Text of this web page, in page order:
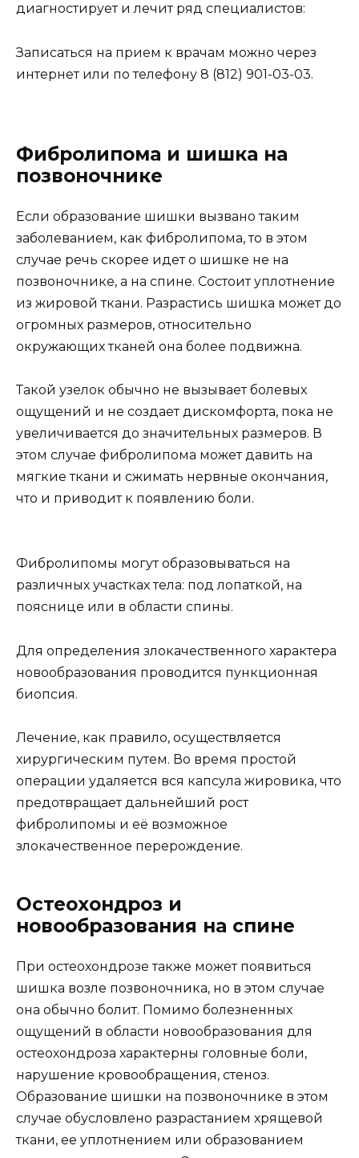
диагностирует и лечит ряд специалистов:
Записаться на прием к врачам можно через
интернет или по телефону 8 (812) 901-03-03.
Фибролипома и шишка на
позвоночнике
Если образование шишки вызвано таким
заболеванием, как фибролипома, то в этом
случае речь скорее идет о шишке не на
позвоночнике, а на спине. Состоит уплотнение
из жировой ткани. Разрастись шишка может до
огромных размеров, относительно
окружающих тканей она более подвижна.
Такой узелок обычно не вызывает болевых
ощущений и не создает дискомфорта, пока не
увеличивается до значительных размеров. В
этом случае фибролипома может давить на
мягкие ткани и сжимать нервные окончания,
что и приводит к появлению боли.
Фибролипомы могут образовываться на
различных участках тела: под лопаткой, на
пояснице или в области спины.
Для определения злокачественного характера
новообразования проводится пункционная
биопсия.
Лечение, как правило, осуществляется
хирургическим путем. Во время простой
операции удаляется вся капсула жировика, что
предотвращает дальнейший рост
фибролипомы и её возможное
злокачественное перерождение.
Остеохондроз и
новообразования на спине
При остеохондрозе также может появиться
шишка возле позвоночника, но в этом случае
она обычно болит. Помимо болезненных
ощущений в области новообразования для
остеохондроза характерны головные боли,
нарушение кровообращения, стеноз.
Образование шишки на позвоночнике в этом
случае обусловлено разрастанием хрящевой
ткани, ее уплотнением или образованием